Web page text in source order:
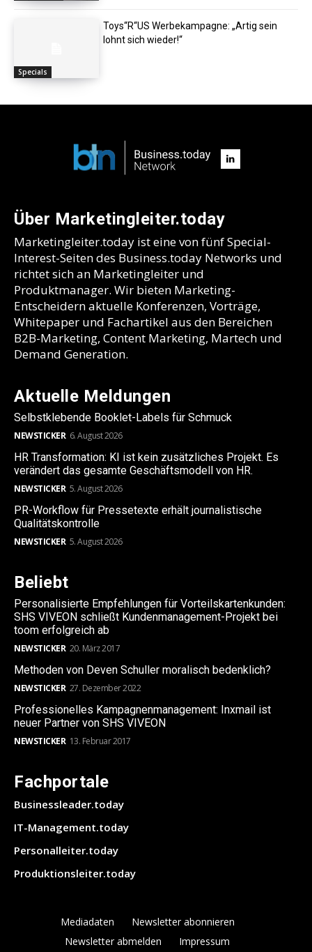
Specials
Toys“R“US Werbekampagne: „Artig sein
lohnt sich wieder!“
Über Marketingleiter.today
Marketingleiter.today ist eine von fünf Special-
Interest-Seiten des Business.today Networks und
richtet sich an Marketingleiter und
Produktmanager. Wir bieten Marketing-
Entscheidern aktuelle Konferenzen, Vorträge,
Whitepaper und Fachartikel aus den Bereichen
B2B-Marketing, Content Marketing, Martech und
Demand Generation.
Aktuelle Meldungen
Selbstklebende Booklet-Labels für Schmuck
NEWSTICKER 6. August 2026
HR Transformation: KI ist kein zusätzliches Projekt. Es
verändert das gesamte Geschäftsmodell von HR.
NEWSTICKER 5. August 2026
PR-Workflow für Pressetexte erhält journalistische
Qualitätskontrolle
NEWSTICKER 5. August 2026
Beliebt
Personalisierte Empfehlungen für Vorteilskartenkunden:
SHS VIVEON schließt Kundenmanagement-Projekt bei
toom erfolgreich ab
NEWSTICKER 20. März 2017
Methoden von Deven Schuller moralisch bedenklich?
NEWSTICKER 27. Dezember 2022
Professionelles Kampagnenmanagement: Inxmail ist
neuer Partner von SHS VIVEON
NEWSTICKER 13. Februar 2017
Fachportale
Businessleader.today
IT-Management.today
Personalleiter.today
Produktionsleiter.today
Mediadaten
Newsletter abonnieren
Newsletter abmelden
Impressum